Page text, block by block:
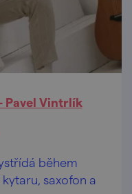
Pavel Vintrlík
během
saxofon a